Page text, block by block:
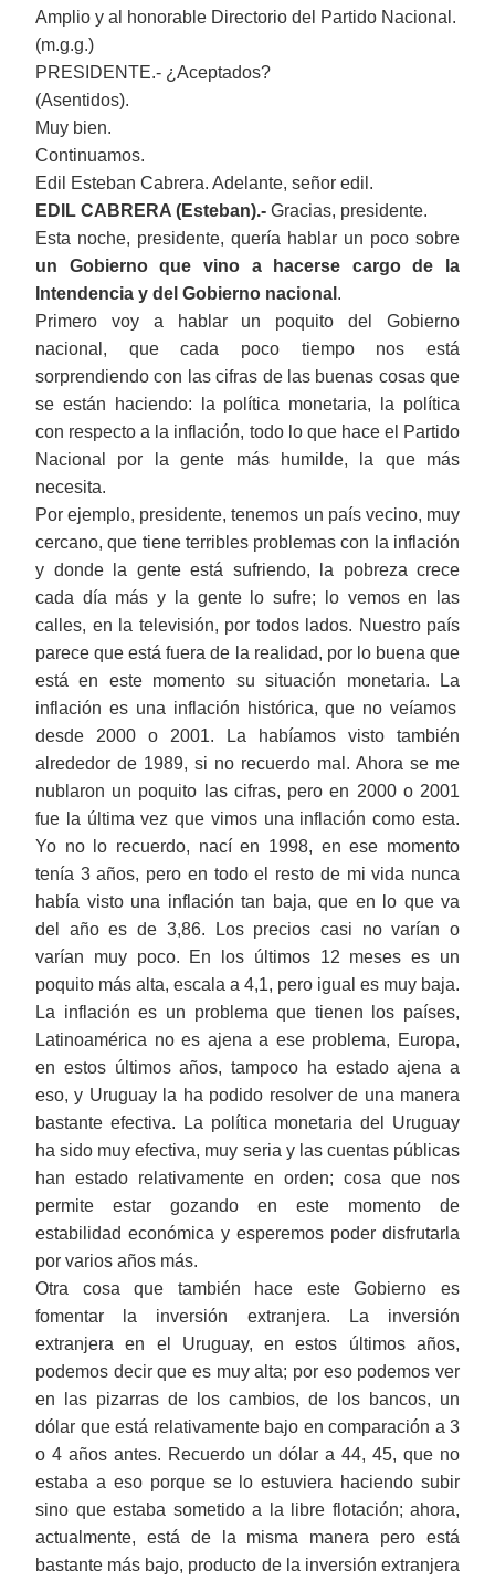
Amplio y al honorable Directorio del Partido Nacional.
(m.g.g.)
PRESIDENTE.- ¿Aceptados?
(Asentidos).
Muy bien.
Continuamos.
Edil Esteban Cabrera. Adelante, señor edil.
EDIL CABRERA (Esteban).- Gracias, presidente.
Esta noche, presidente, quería hablar un poco sobre
un Gobierno que vino a hacerse cargode la
Intendencia y del Gobierno nacional .
Primero voy a hablar un poquito del Gobierno
nacional, que cada poco tiempo nos está
sorprendiendocon las cifras de las buenas cosas que
se están haciendo: la política monetaria, la política
con respecto a la inflación, todo lo que hace el Partido
Nacional por la gente más humilde, la que más
necesita.
Por ejemplo, presidente, tenemos un país vecino, muy
cercano, que tiene terribles problemas con la inflación
y donde la gente está sufriendo, la pobreza crece
cada día más y la gente lo sufre; lo vemos en las
calles, en la televisión, por todos lados. Nuestro país
parece que está fuera de la realidad, porlo buena que
está en este momento su situación monetaria.
La
inflación esuna inflación histórica, que no veíamos
desde 2000 o 2001.
La habíamos visto también
alrededor de 1989, si no recuerdo mal. Ahora se me
nublaron un poquito las cifras, pero en 2000 o 2001
fue la última vez que vimos una inflación como esta.
Yo no lo recuerdo, nací en 1998, en ese momento
tenía 3 años, pero en todo el resto de mi vida nunca
había visto una inflación tan baja, que en lo que va
del año es de 3,86.
Los precios casi no varían o
varían muy poco. En los últimos 12 meseses un
poquito más alta, escala a 4,1, pero igual es muy baja.
La inflación es un problema que tienen los países,
Latinoamérica no es ajena a ese problema, Europa,
en estos últimos años, tampoco ha estado ajena a
eso, y Uruguay la ha podido resolver de una manera
bastante efectiva. La política monetaria del Uruguay
ha sido muy efectiva, muy seria y las cuentas públicas
han estado relativamente en orden; cosa que nos
permite estar gozando en este momento de
estabilidad económica y esperemos poder disfrutarla
por varios años más.
Otra cosa que también hace este Gobierno es
fomentar la inversión extranjera. La inversión
extranjera en el Uruguay, en estos últimos años,
podemos decir que es muy alta; por eso podemos ver
en las pizarras de los cambios, de los bancos, un
dólar que está relativamente bajo en comparación a 3
o 4 años antes. Recuerdo un dólar a 44, 45, que no
estaba a esoporque se lo estuviera haciendo subir
sino que estaba sometido a la libre flotación; ahora,
actualmente, está de la misma manera pero está
bastante más bajo, producto de la inversión extranjera